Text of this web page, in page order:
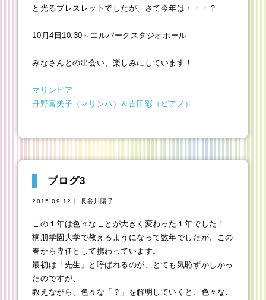
と光るブレスレットでしたが、さて今年は・・・？
10月4日10:30～エルパークスタジオホール
みなさんとの出会い、楽しみにしています！
マリンピア
丹野富美子（マリンバ）＆吉田彩（ピアノ）
ブログ3
2015.09.12｜ 長谷川陽子
この１年は色々なことが大きく変わった１年でした！
桐朋学園大学で教えるようになって数年でしたが、この
春から専任として携わっています。
最初は「先生」と呼ばれるのが、とても気恥ずかしかっ
たのですが、
教えながら、色々な「？」を解明していくと、色々なこ